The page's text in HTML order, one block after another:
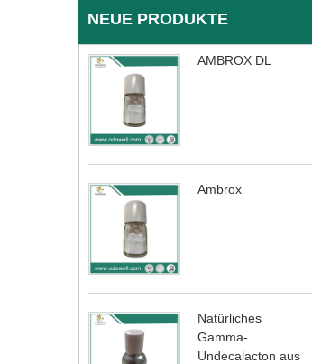
NEUE PRODUKTE
AMBROX DL
Ambrox
Natürliches
Gamma-
Undecalacton aus